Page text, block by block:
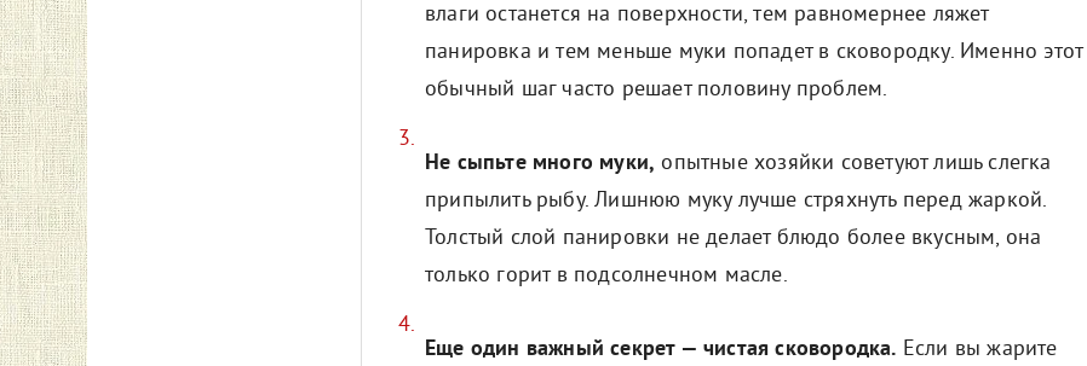
влаги останется на поверхности, тем равномернее ляжет
панировка и тем меньше муки попадет в сковородку. Именно этот
обычный шаг часто решает половину проблем.
Не сыпьте много муки, опытные хозяйки советуют лишь слегка
припылить рыбу. Лишнюю муку лучше стряхнуть перед жаркой.
Толстый слой панировки не делает блюдо более вкусным, она
только горит в подсолнечном масле.
Еще один важный секрет — чистая сковородка. Если вы жарите